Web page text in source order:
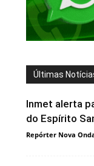
Últimas
Inmet alerta
do Espírito
Repórter Nova